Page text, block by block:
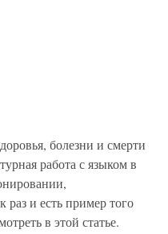
болезни и смерти
работа с языком в
и есть пример того
в этой статье.